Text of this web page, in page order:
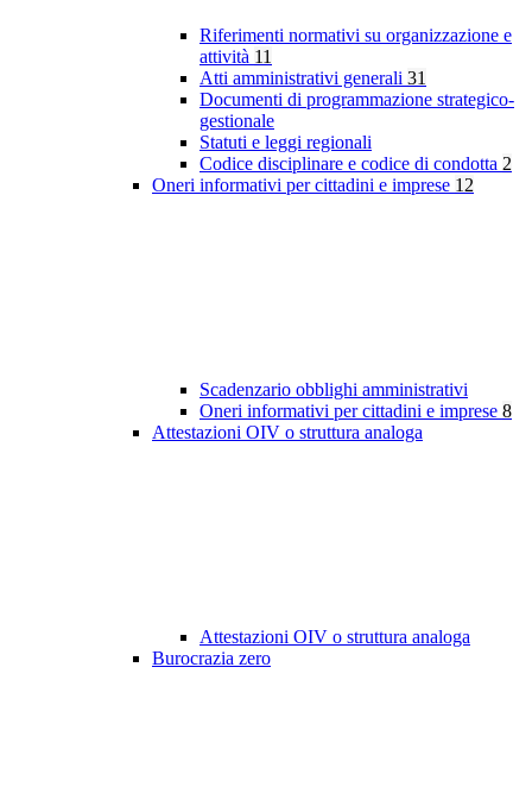
Riferimenti normativi su organizzazione e
attività 11
Atti amministrativi generali 31
Documenti di programmazione strategico-
gestionale
Statuti e leggi regionali
Codice disciplinare e codice di condotta 2
Oneri informativi per cittadini e imprese 12
Scadenzario obblighi amministrativi
Oneri informativi per cittadini e imprese 8
Attestazioni OIV o struttura analoga
Attestazioni OIV o struttura analoga
Burocrazia zero